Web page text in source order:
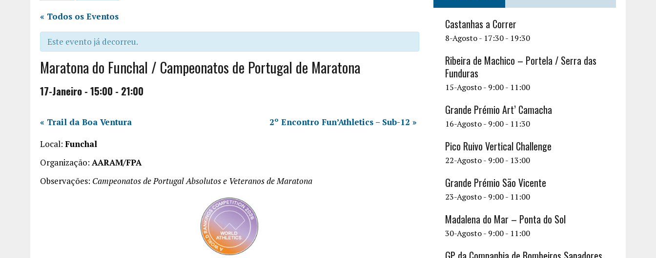
« Todos os Eventos
Este evento já decorreu.
Maratona do Funchal / Campeonatos de Portugal de Maratona
17-Janeiro - 15:00 - 21:00
« Trail da Boa Ventura 2º Encontro Fun’Athletics – Sub-12 »
Local: Funchal
Organização: AARAM/FPA
Observações: Campeonatos de Portugal Absolutos e Veteranos de Maratona
Castanhas a Correr
8-Agosto - 17:30- 19:30
Ribeira de Machico – Portela / Serra das
Funduras
15-Agosto - 9:00- 11:00
Grande Prémio Art’ Camacha
16-Agosto - 9:00- 11:30
Pico Ruivo Vertical Challenge
22-Agosto - 9:00- 13:00
Grande Prémio São Vicente
23-Agosto - 9:00- 11:00
Madalena do Mar – Ponta do Sol
30-Agosto - 9:00- 11:00